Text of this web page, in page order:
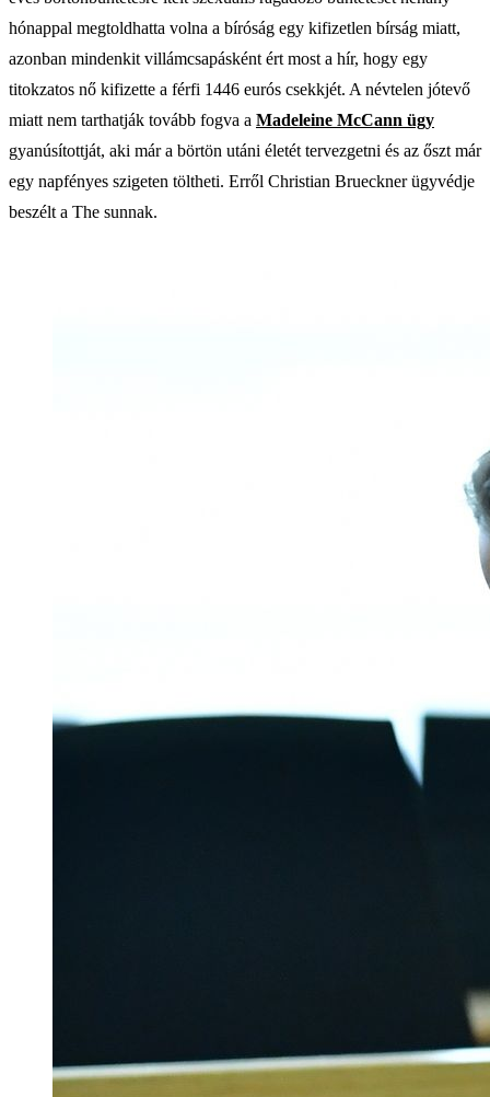
hónappal megtoldhatta volna a bíróság egy kifizetlen bírság miatt,
azonban mindenkit villámcsapásként ért most a hír, hogy egy
titokzatos nő kifizette a férfi 1446 eurós csekkjét. A névtelen jótevő
miatt nem tarthatják tovább fogva a Madeleine McCann ügy
gyanúsítottját, aki már a börtön utáni életét tervezgetni és az őszt már
egy napfényes szigeten töltheti. Erről Christian Brueckner ügyvédje
beszélt a The sunnak.